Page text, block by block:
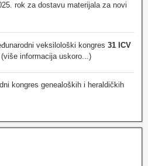
rok za dostavu materijala za novi
veksilološki kongres 31 ICV
(više informacija uskoro...)
kongres genealoških i heraldičkih